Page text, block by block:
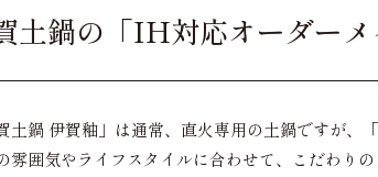
土鍋の「IH対応オーダーメ
土鍋 伊賀釉」は通常、直火専用の土鍋ですが、
雰囲気やライフスタイルに合わせて、こだわり